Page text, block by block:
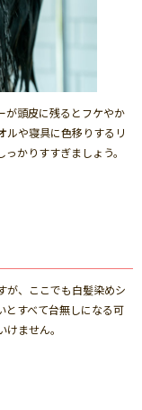
が頭皮に残るとフケやか
ルや寝具に色移りするリ
かりすすぎましょう。
が、ここでも白髪染めシ
とすべて台無しになる可
ません。